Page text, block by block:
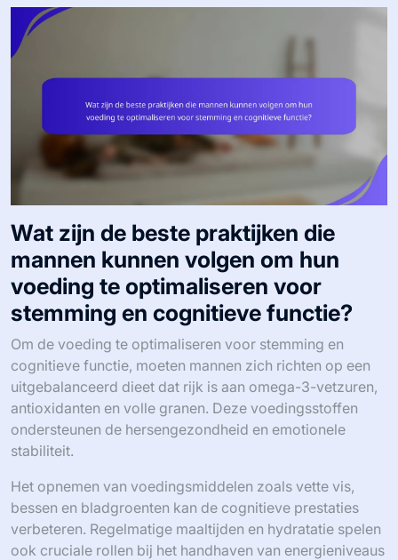
Wat zijn de beste praktijken die
mannen kunnen volgen om hun
voeding te optimaliseren voor
stemming en cognitieve functie?
Om de voeding te optimaliseren voor stemming en
cognitieve functie, moeten mannen zich richten op een
uitgebalanceerd dieet dat rijk is aan omega-3-vetzuren,
antioxidanten en volle granen. Deze voedingsstoffen
ondersteunen de hersengezondheid en emotionele
stabiliteit.
Het opnemen van voedingsmiddelen zoals vette vis,
bessen en bladgroenten kan de cognitieve prestaties
verbeteren. Regelmatige maaltijden en hydratatie spelen
ook cruciale rollen bij het handhaven van energieniveaus